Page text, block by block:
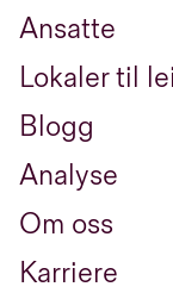
Ansatte
Lokaler til
Blogg
Analyse
Om oss
Karriere